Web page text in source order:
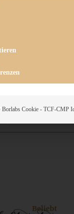
Beliebt
Borlabs Cookie - TCF-CMP